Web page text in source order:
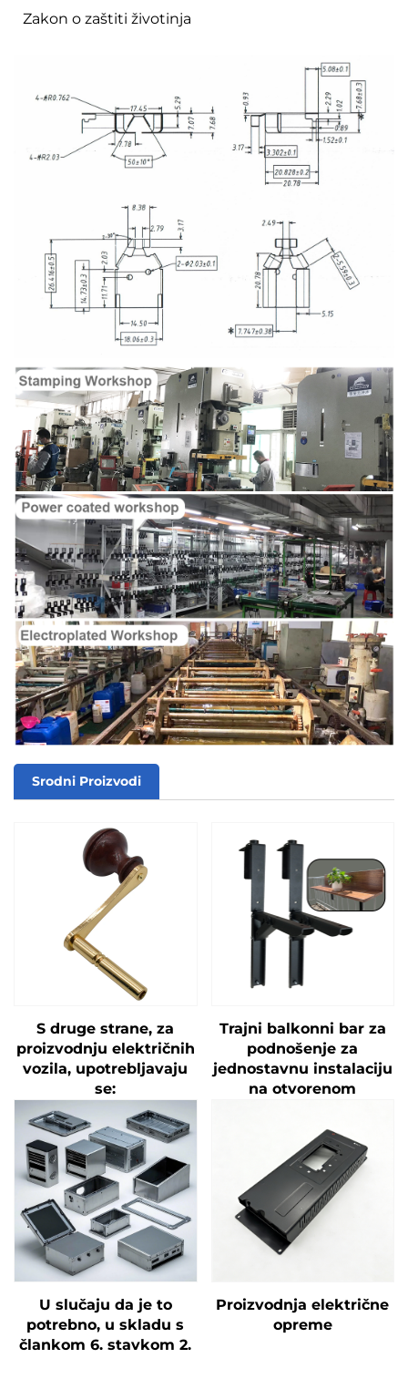
Zakon o zaštiti životinja
Srodni Proizvodi
S druge strane, za
proizvodnju električnih
vozila, upotrebljavaju
se:
Trajni balkonni bar za
podnošenje za
jednostavnu instalaciju
na otvorenom
U slučaju da je to
potrebno, u skladu s
člankom 6. stavkom 2.
Proizvodnja električne
opreme